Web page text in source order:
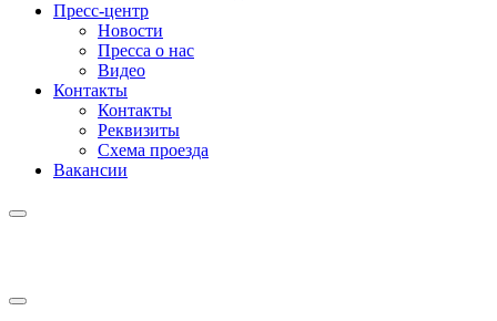
Пресс-центр
Новости
Пресса о нас
Видео
Контакты
Контакты
Реквизиты
Схема проезда
Вакансии